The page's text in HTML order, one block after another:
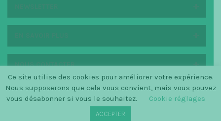
NOUS CONTACTER
© SINCE 2014 LA PETITE SCANDINAVE / LOGO BY
CHRISTINECLEMMENSEN.DK
Ce site utilise des cookies pour améliorer votre expérience.
Nous supposerons que cela vous convient, mais vous pouvez
vous désabonner si vous le souhaitez.
Cookie réglages
ACCEPTER